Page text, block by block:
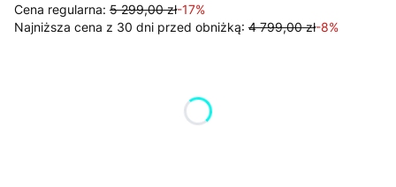
Cena regularna: 5 299,00 zł-17%
Najniższa cena z 30 dni przed obniżką: 4 799,00 zł-8%
Poszczególne warianty mogą różnić się ceną